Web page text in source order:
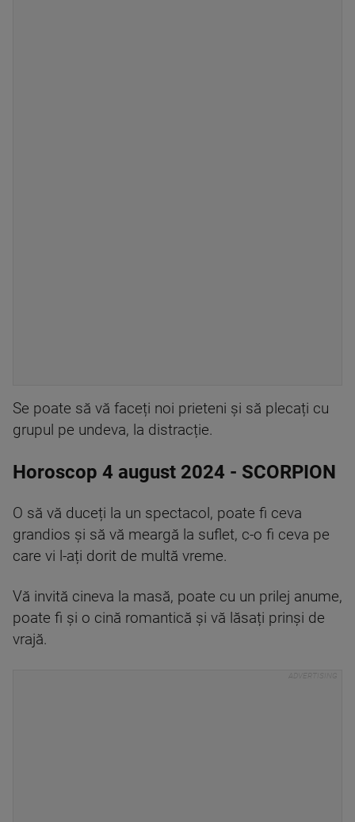
Se poate să vă faceți noi prieteni și să plecați cu
grupul pe undeva, la distracție.
Horoscop 4 august 2024 - SCORPION
O să vă duceți la un spectacol, poate fi ceva
grandios și să vă meargă la suflet, c-o fi ceva pe
care vi l-ați dorit de multă vreme.
Vă invită cineva la masă, poate cu un prilej anume,
poate fi și o cină romantică și vă lăsați prinși de
vrajă.